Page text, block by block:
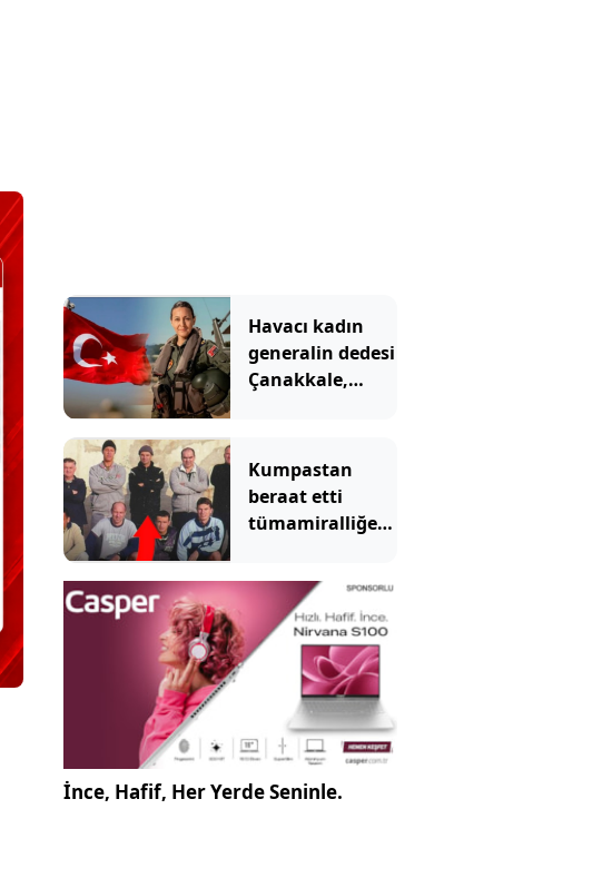
Havacı kadın
generalin dedesi
Çanakkale,
Kumpastan
beraat etti
tümamiralliğe
İnce, Hafif, Her Yerde Seninle.